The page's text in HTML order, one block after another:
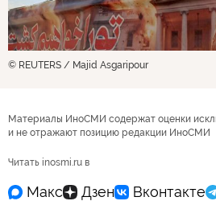
© REUTERS / Majid Asgaripour
Материалы ИноСМИ содержат оценки
и не отражают позицию редакции ИноСМИ
Читать inosmi.ru в